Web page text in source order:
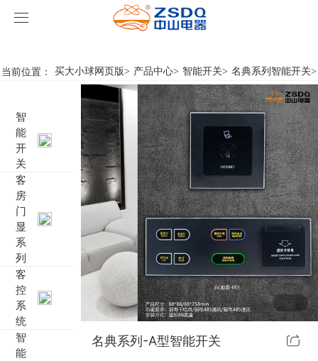
买大小球网页版
智能开关
名典系列智能开关
雅典系列智能开关
轻典系列智能开关
怡典系列智能开关
智典系列智能开关
靓典系列智能开关
客房门显系列
标准86门显
标准带房号门显
非标定制门显
客控系统
客控系统方案1
客控系统方案2
客控系统方案3
客控系统方案4
智能家居系列
电动窗帘
无线开关插座
特色产品
壁龛式插卡取电
买大小球网页版
买大小球网页版
行业新闻
成功案例
买大小球网页版-买大小球（中国）
当前位置： 买大小球网页版> 产品中心> 智能开关> 名典系列智能开关>
智
能
开
关
客
房
门
显
系
列
客
控
系
统
智
能
名典系列-A型智能开关